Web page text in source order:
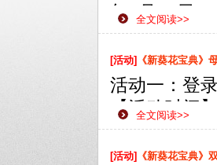
年5月14日
款网页游戏
侠之路更加
全文阅读>>
[活动] 《新葵花宝典》
活动一：登
【活动时间
【活动范围
【活动内容
全文阅读>>
[活动] 《新葵花宝典》